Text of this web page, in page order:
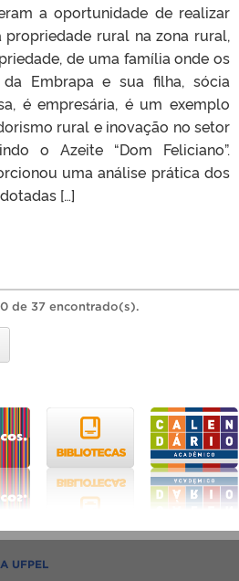
a oportunidade de realizar
rural na zona rural,
de uma família onde os
Embrapa e sua filha, sócia
é empresária, é um exemplo
rural e inovação no setor
o Azeite “Dom Feliciano”.
uma análise prática dos
[…]
de 37 encontrado(s).
UFPEL